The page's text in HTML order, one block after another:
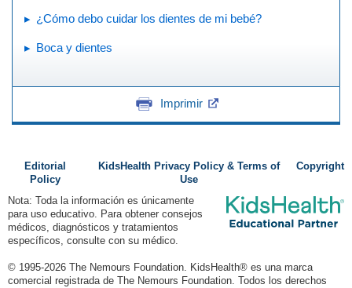
¿Cómo debo cuidar los dientes de mi bebé?
Boca y dientes
Imprimir
Editorial
Policy
KidsHealth Privacy Policy & Terms of
Use
Copyright
Nota: Toda la información es únicamente
para uso educativo. Para obtener consejos
médicos, diagnósticos y tratamientos
específicos, consulte con su médico.
© 1995-2026 The Nemours Foundation. KidsHealth® es una marca
comercial registrada de The Nemours Foundation. Todos los derechos